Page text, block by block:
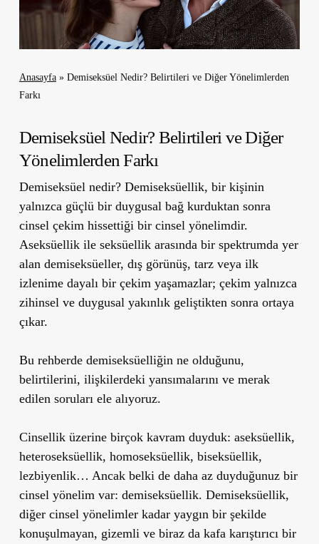
Anasayfa» Demiseksüel Nedir? Belirtileri ve Diğer Yönelimlerden
Farkı
Demiseksüel Nedir? Belirtileri ve Diğer
Yönelimlerden Farkı
Demiseksüel nedir? Demiseksüellik, bir kişinin
yalnızca güçlü bir duygusal bağ kurduktan sonra
cinsel çekim hissettiği bir cinsel yönelimdir.
Aseksüellik ile seksüellik arasında bir spektrumda yer
alan demiseksüeller, dış görünüş, tarz veya ilk
izlenime dayalı bir çekim yaşamazlar; çekim yalnızca
zihinsel ve duygusal yakınlık geliştikten sonra ortaya
çıkar.
Bu rehberde demiseksüelliğin ne olduğunu,
belirtilerini, ilişkilerdeki yansımalarını ve merak
edilen soruları ele alıyoruz.
Cinsellik üzerine birçok kavram duyduk: aseksüellik,
heteroseksüellik, homoseksüellik, biseksüellik,
lezbiyenlik… Ancak belki de daha az duyduğunuz bir
cinsel yönelim var: demiseksüellik. Demiseksüellik,
diğer cinsel yönelimler kadar yaygın bir şekilde
konuşulmayan, gizemli ve biraz da kafa karıştırıcı bir